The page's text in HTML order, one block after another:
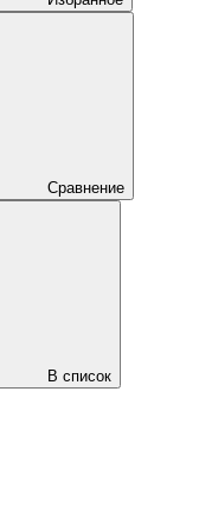
Сравнение
В список